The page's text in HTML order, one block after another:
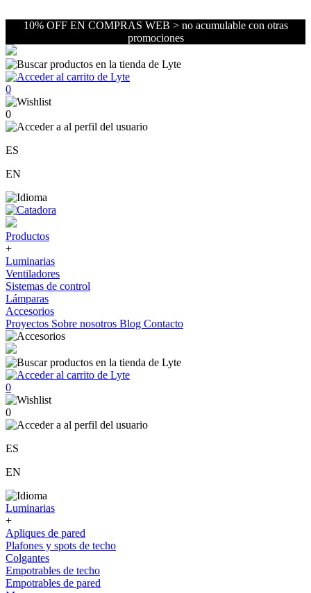
10% OFF EN COMPRAS WEB > no acumulable con otras
promociones
0
0
ES
EN
Productos
+
Luminarias
Ventiladores
Sistemas de control
Lámparas
Accesorios
Proyectos Sobre nosotros Blog Contacto
0
0
ES
EN
Luminarias
+
Apliques de pared
Plafones y spots de techo
Colgantes
Empotrables de techo
Empotrables de pared